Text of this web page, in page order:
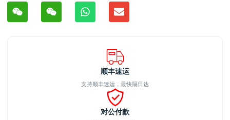
顺丰速运
支持顺丰速运，最快隔日达
对公付款